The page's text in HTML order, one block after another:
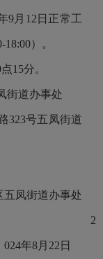
9月 12 日正常工
-18:00）。
点15分。
街道办事处
323号五凤街道
五凤街道办事处
2
024年8月 22 日